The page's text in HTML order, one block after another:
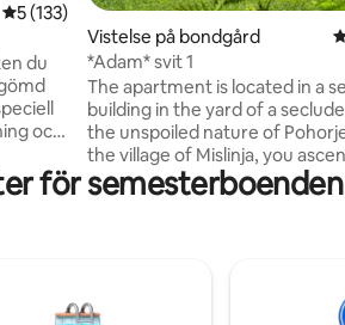
5 av 5 i genomsnittligt betyg, 133
5 (133)
du
och
plats
Vistelse på bondgård
*Adam* svit 1
The apartment is located in a
building in the yard of a
the unspoiled nature of
the village of Mislinja, you
to the homestead along a 1 km
macadam road. In the
nearby granite climbing area,
karst caves Hude luknje or
för